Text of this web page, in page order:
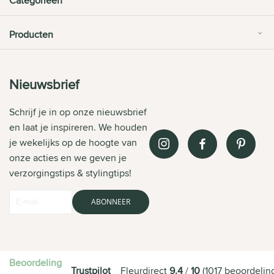
Producten
Nieuwsbrief
Schrijf je in op onze nieuwsbrief
en laat je inspireren. We houden
je wekelijks op de hoogte van
onze acties en we geven je
verzorgingstips & stylingtips!
ABONNEER
Beoordeling
Trustpilot Fleurdirect9.4/10(1017